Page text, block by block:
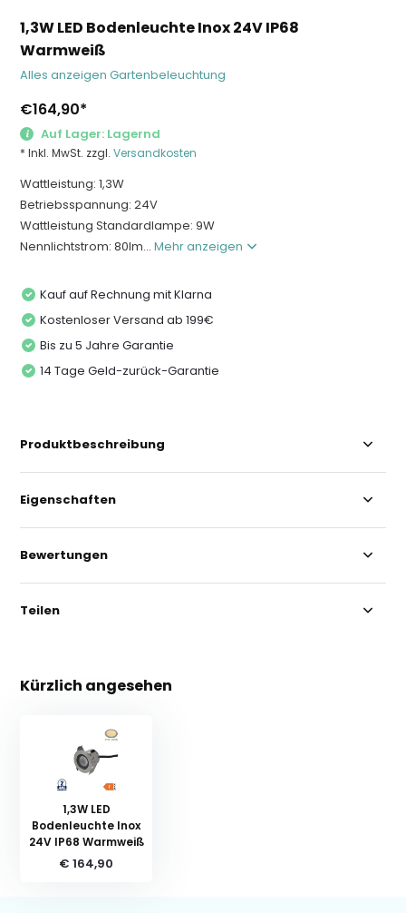
1,3W LED Bodenleuchte Inox 24V IP68
Warmweiß
Alles anzeigen Gartenbeleuchtung
€164,90*
Auf Lager: Lagernd
* Inkl. MwSt. zzgl.Versandkosten
Wattleistung: 1,3W
Betriebsspannung: 24V
Wattleistung Standardlampe: 9W
Nennlichtstrom: 80lm...Mehr anzeigen
Kauf auf Rechnung mit Klarna
Kostenloser Versand ab 199€
Bis zu 5 Jahre Garantie
14 Tage Geld-zurück-Garantie
Produktbeschreibung
Eigenschaften
Bewertungen
Teilen
Kürzlich angesehen
1,3W LED
Bodenleuchte Inox
24V IP68 Warmweiß
€ 164,90